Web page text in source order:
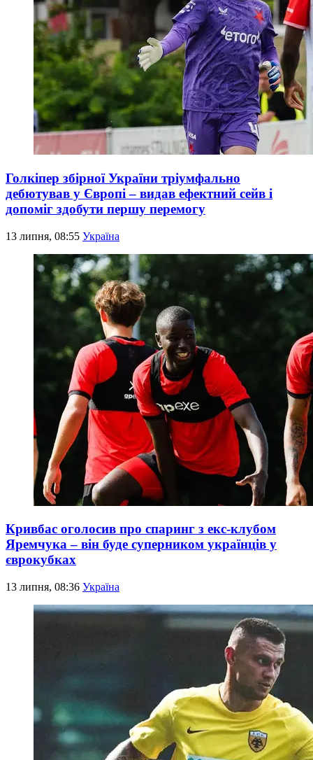
Голкіпер збірної України тріумфально
дебютував у Європі – видав ефектний сейв і
допоміг здобути першу перемогу
13 липня, 08:55 Україна
Кривбас оголосив про спаринг з екс-клубом
Яремчука – він буде суперником українців у
єврокубках
13 липня, 08:36 Україна